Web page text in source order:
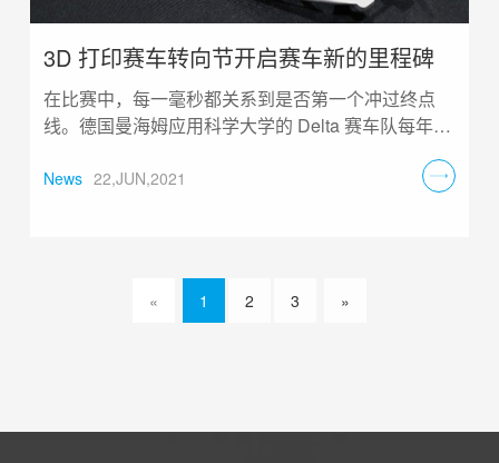
3D 打印赛车转向节开启赛车新的里程碑
在比赛中，每一毫秒都关系到是否第一个冲过终点
线。德国曼海姆应用科学大学的 Delta 赛车队每年都
用增材制造技术，通过易加三维EP-M260精确数值计
News 22,JUN,2021
« 1 2 3 »